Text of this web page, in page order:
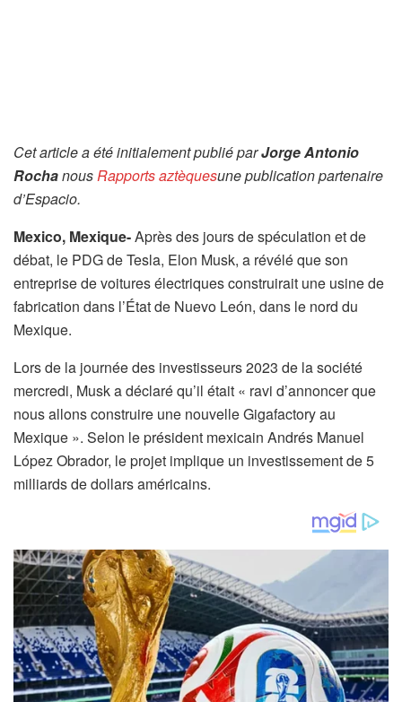
Cet article a été initialement publié parJorge Antonio
RochanousRapports aztèquesune publication partenaire
d’Espacio.
Mexico, Mexique-Après des jours de spéculation et de
débat, le PDG de Tesla, Elon Musk, a révélé que son
entreprise de voitures électriques construirait une usine de
fabrication dans l’État de Nuevo León, dans le nord du
Mexique.
Lors de la journée des investisseurs 2023 de la société
mercredi, Musk a déclaré qu’il était « ravi d’annoncer que
nous allons construire une nouvelle Gigafactory au
Mexique ». Selon le président mexicain Andrés Manuel
López Obrador, le projet implique un investissement de 5
milliards de dollars américains.